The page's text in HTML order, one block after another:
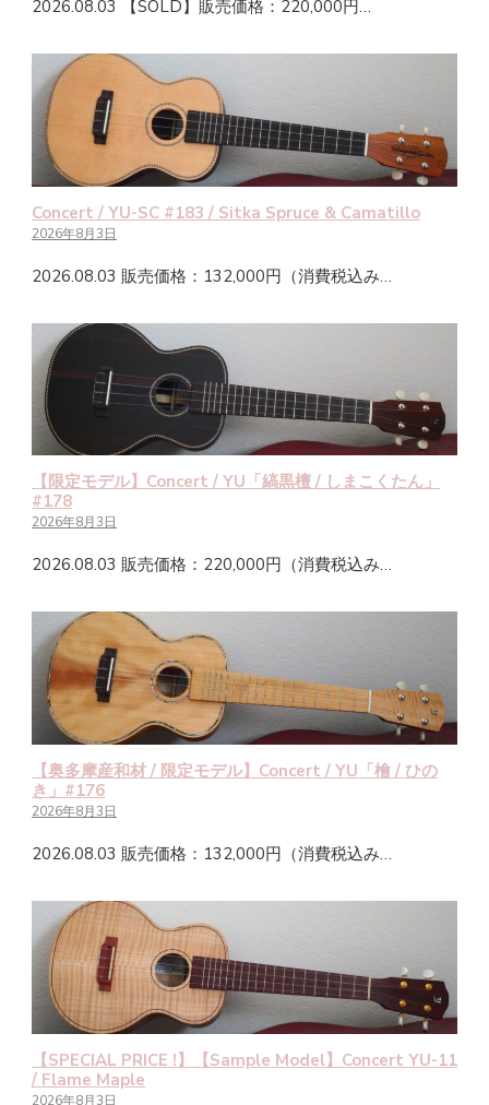
2026.08.03 【SOLD】販売価格：220,000円…
Concert / YU-SC #183 / Sitka Spruce & Camatillo
2026年8月3日
2026.08.03 販売価格：132,000円（消費税込み…
【限定モデル】Concert / YU「縞黒檀 / しまこくたん」
#178
2026年8月3日
2026.08.03 販売価格：220,000円（消費税込み…
【奥多摩産和材 / 限定モデル】Concert / YU「檜 / ひの
き」#176
2026年8月3日
2026.08.03 販売価格：132,000円（消費税込み…
【SPECIAL PRICE !】【Sample Model】Concert YU-11
/ Flame Maple
2026年8月3日